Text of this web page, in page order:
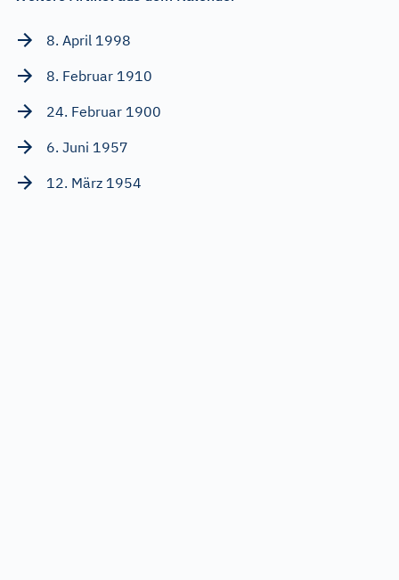
8. April 1998
8. Februar 1910
24. Februar 1900
6. Juni 1957
12. März 1954